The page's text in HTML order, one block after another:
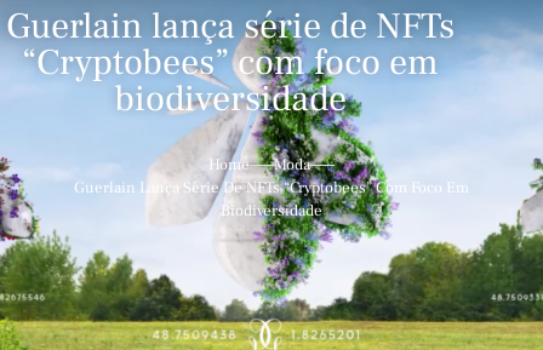
Guerlain lança série de NFTs
“Cryptobees” com foco em
biodiversidade
Home
Moda
Guerlain Lança Série De NFTs “Cryptobees” Com Foco Em
Biodiversidade